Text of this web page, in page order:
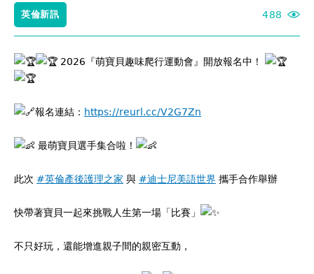
英倫新訊 488
2026『萌寶貝趣味爬行運動會』開放報名中！
報名連結： https://reurl.cc/V2G7Zn
最萌寶貝選手集合啦！
此次 #英倫產後護理之家 與 #迪士尼美語世界 攜手合作舉辦
快帶著寶貝一起來挑戰人生第一場「比賽」
不只好玩，還能增進親子間的親密互動，